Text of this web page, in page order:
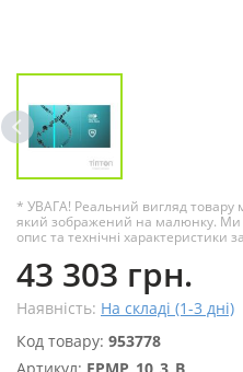
* УВАГА! Реальний вигляд товару
який зображений на малюнку. Ми
опис та технічні характеристики
43 303 грн.
Наявність: На складі (1-3 дні)
Код товару: 953778